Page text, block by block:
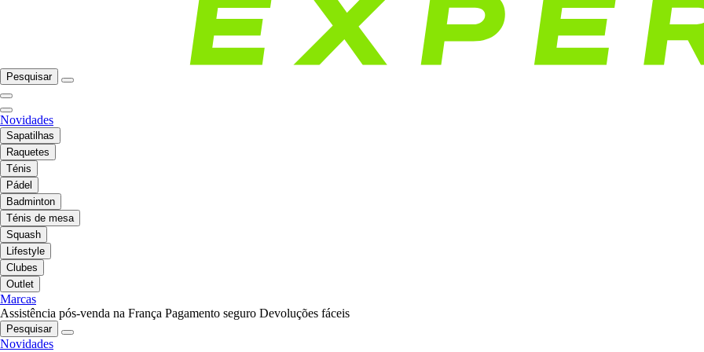
Pesquisar
Novidades
Sapatilhas
Raquetes
Ténis
Pádel
Badminton
Ténis de mesa
Squash
Lifestyle
Clubes
Outlet
Marcas
Assistência pós-venda na França Pagamento seguro Devoluções fáceis
Pesquisar
Novidades